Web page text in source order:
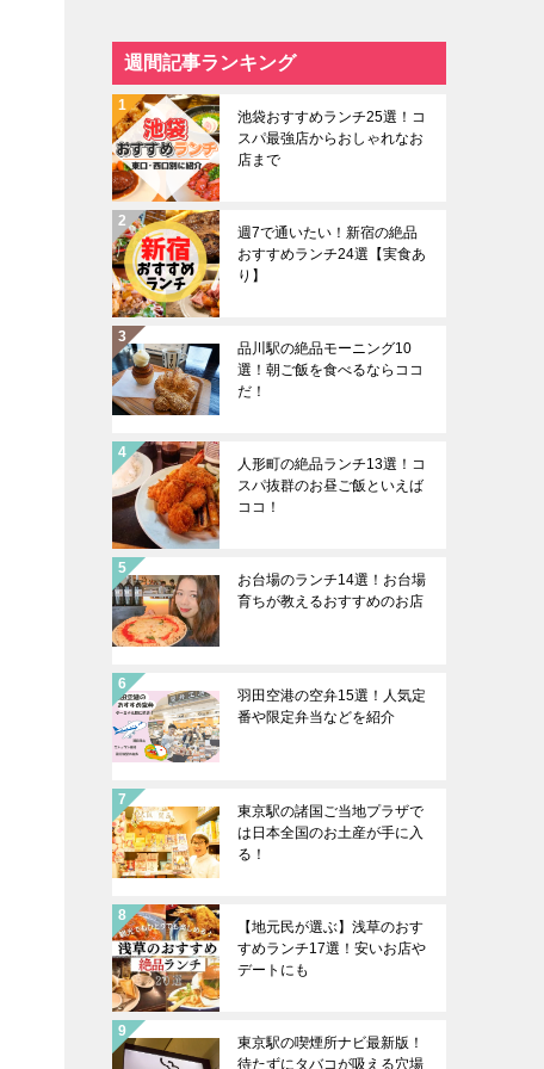
週間記事ランキング
池袋おすすめランチ25選！コ
スパ最強店からおしゃれなお
店まで
週7で通いたい！新宿の絶品
おすすめランチ24選【実食あ
り】
品川駅の絶品モーニング10
選！朝ご飯を食べるならココ
だ！
人形町の絶品ランチ13選！コ
スパ抜群のお昼ご飯といえば
ココ！
お台場のランチ14選！お台場
育ちが教えるおすすめのお店
羽田空港の空弁15選！人気定
番や限定弁当などを紹介
東京駅の諸国ご当地プラザで
は日本全国のお土産が手に入
る！
【地元民が選ぶ】浅草のおす
すめランチ17選！安いお店や
デートにも
東京駅の喫煙所ナビ最新版！
待たずにタバコが吸える穴場